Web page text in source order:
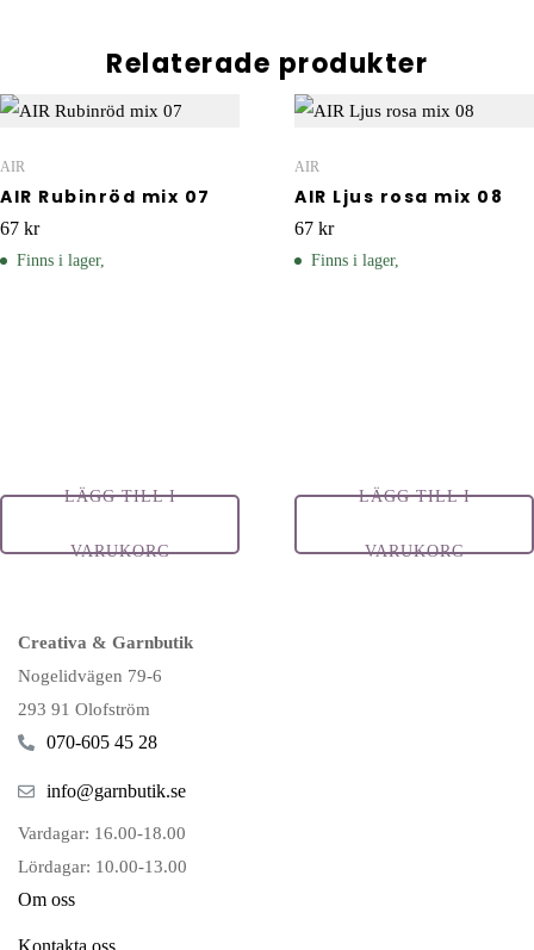
Relaterade produkter
AIR
AIR Rubinröd mix 07
67 kr
Finns i lager,
LÄGG TILL I
VARUKORG
AIR
AIR Ljus rosa mix 08
67 kr
Finns i lager,
LÄGG TILL I
VARUKORG
Creativa & Garnbutik
Nogelidvägen 79-6
293 91 Olofström
070-605 45 28
info@garnbutik.se
Vardagar: 16.00-18.00
Lördagar: 10.00-13.00
Om oss
Kontakta oss